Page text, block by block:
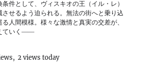
件として、ヴィスキオの王（イル・レ）
させるよう迫られる。無法の街へと乗り込
人間模様。様々な激情と真実の交差が、
ていく――
2 views today